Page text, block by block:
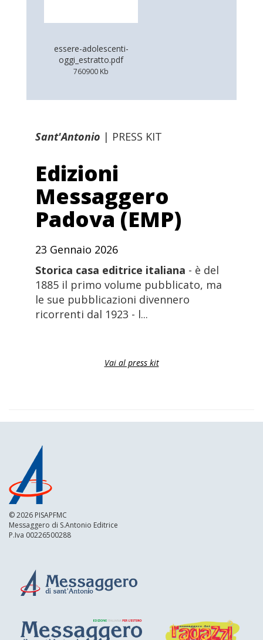
essere-adolescenti-
oggi_estratto.pdf
760900 Kb
Sant'Antonio | PRESS KIT
Edizioni
Messaggero
Padova (EMP)
23 Gennaio 2026
Storica casa editrice italiana - è del
1885 il primo volume pubblicato, ma
le sue pubblicazioni divennero
ricorrenti dal 1923 - l...
Vai al press kit
© 2026 PISAPFMC
Messaggero di S.Antonio Editrice
P.Iva 00226500288